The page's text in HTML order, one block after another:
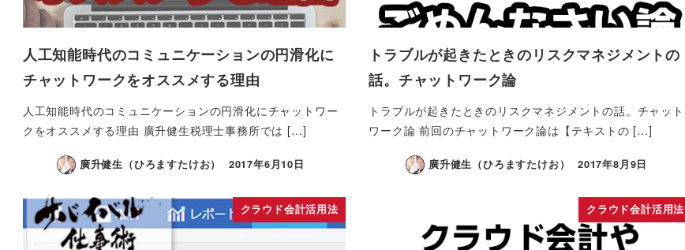
人工知能時代のコミュニケーションの円滑化に
チャットワークをオススメする理由
人工知能時代のコミュニケーションの円滑化にチャットワー
クをオススメする理由 廣升健生税理士事務所では […]
廣升健生（ひろますたけお） 2017年6月10日
トラブルが起きたときのリスクマネジメントの
話。チャットワーク論
トラブルが起きたときのリスクマネジメントの話。チャット
ワーク論 前回のチャットワーク論は【テキストの […]
廣升健生（ひろますたけお） 2017年8月9日
クラウド会計活用法 クラウド会計活用法